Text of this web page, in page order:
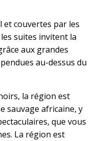
et couvertes par les
suites invitent la
aux grandes
au-dessus du
la région est
sauvage africaine, y
que vous
La région est